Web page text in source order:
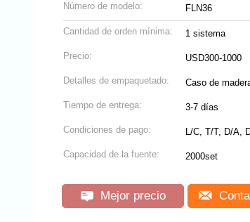
Número de modelo: FLN36
Cantidad de orden mínima: 1 sistema
Precio: USD300-1000
Detalles de empaquetado: Caso de
Tiempo de entrega: 3-7 días
Condiciones de pago: L/C, T/T, D/A,
Capacidad de la fuente: 2000set
Mejor precio